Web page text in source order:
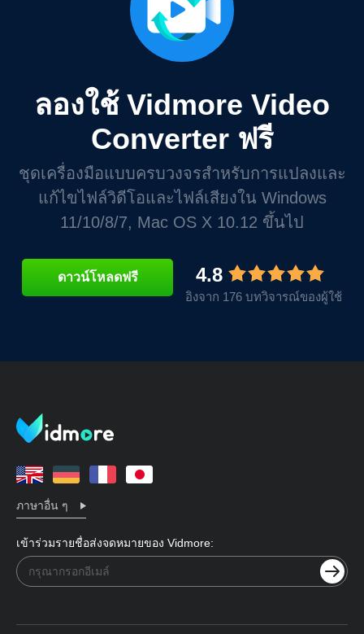
ลองใช้ Vidmore Video
Converter ฟรี
ชุดเครื่องมือแบบครบวงจรสำหรับการแปลงและ
แก้ไขไฟล์วิดีโอและไฟล์เสียงใน Windows
11/10/8/7, Mac OS X 10.12 ขึ้นไป
ดาวน์โหลดฟรี 4.8
อิงจาก 176 บทวิจารณ์ของผู้ใช้
ภาษาอื่น ๆ
เข้าร่วมรายชื่อส่งจดหมายของ Vidmore: